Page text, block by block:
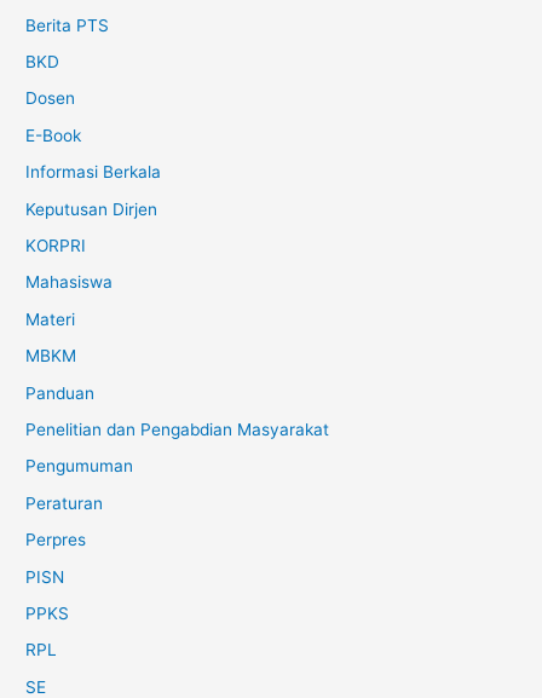
Berita PTS
BKD
Dosen
E-Book
Informasi Berkala
Keputusan Dirjen
KORPRI
Mahasiswa
Materi
MBKM
Panduan
Penelitian dan Pengabdian Masyarakat
Pengumuman
Peraturan
Perpres
PISN
PPKS
RPL
SE